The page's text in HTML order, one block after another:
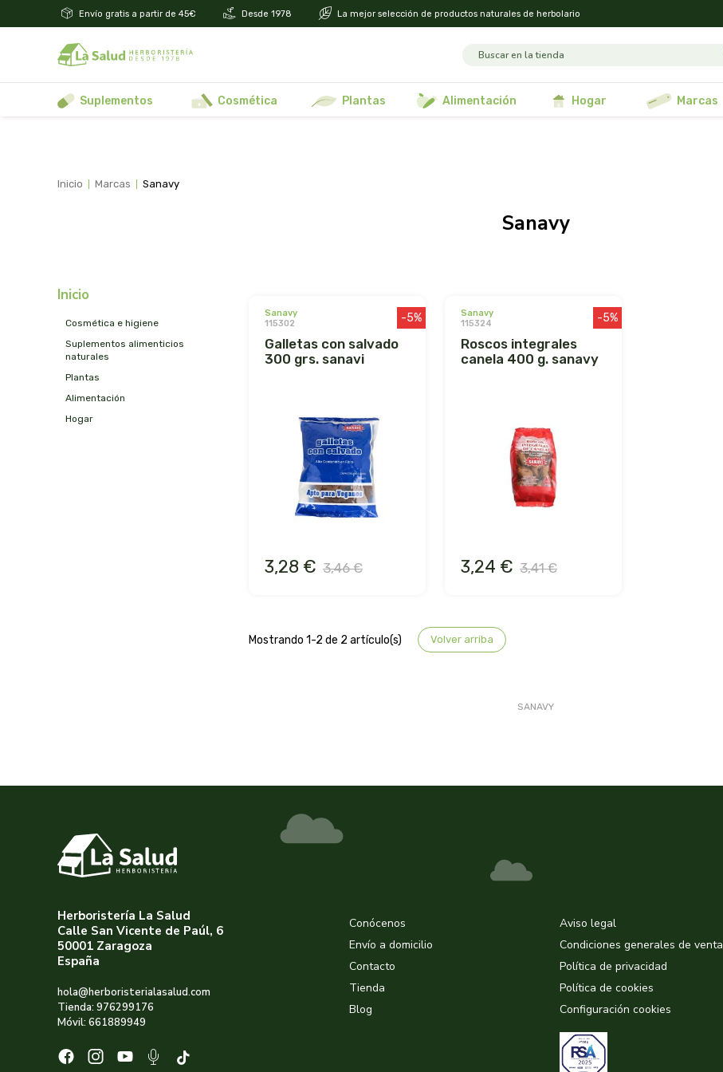
Envío gratis a partir de 45€ Desde 1978 La mejor selección de productos naturales de herbolario
suplementos cosmética plantas alimentación hogar marcas
inicio marcas sanavy
sanavy
SANAVY
inicio
cosmética e higiene
suplementos alimenticios
naturales
plantas
alimentación
hogar
sanavy
115302
galletas con salvado
300 grs. sanavi
-5%
3,28 € 3,46 €
sanavy
115324
roscos integrales
canela 400 g. sanavy
-5%
3,24 € 3,41 €
Mostrando 1-2 de 2 artículo(s) Volver arriba
Herboristería La Salud
Calle San Vicente de Paúl, 6
50001 Zaragoza
España
hola@herboristerialasalud.com
Tienda: 976299176
Móvil: 661889949
Conócenos
Envío a domicilio
Contacto
Tienda
Blog
Aviso legal
Condiciones generales de venta
Política de privacidad
Política de cookies
Configuración cookies